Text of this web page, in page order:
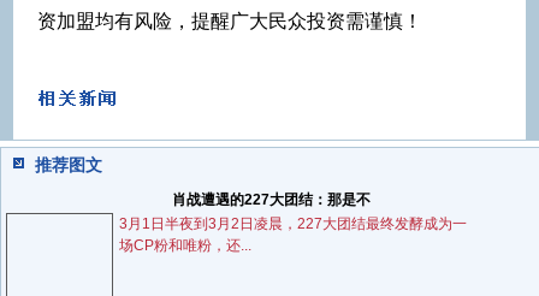
资加盟均有风险，提醒广大民众投资需谨慎！
推荐图文
肖战遭遇的227大团结：那是不
3月1日半夜到3月2日凌晨，227大团结最终发酵成为一
场CP粉和唯粉，还...